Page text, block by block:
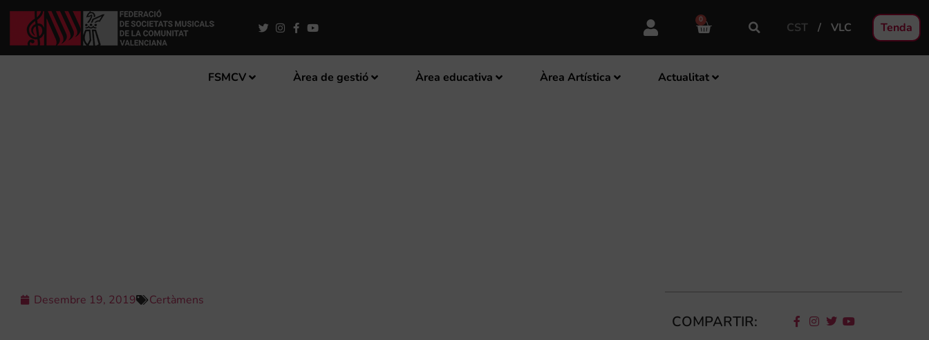
0
CST VLC Tenda
FSMCV Àrea de gestió Àrea educativa Àrea Artística Actualitat
Desembre 19, 2019 Certàmens
COMPARTIR: